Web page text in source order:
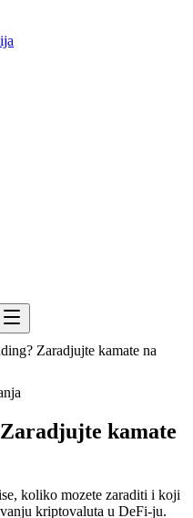
Zaradjujte kamate na
kamate
koliko mozete zaraditi i koji
kriptovaluta u DeFi-ju.